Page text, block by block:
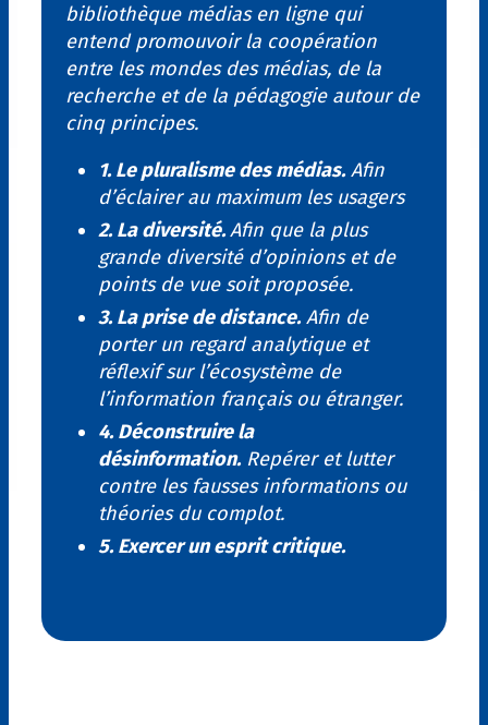
bibliothèque médias en ligne qui
entend promouvoir la coopération
entre les mondes des médias, de la
recherche et de la pédagogie autour de
cinq principes.
1. Le pluralisme des médias.Afin
d’éclairer au maximum les usagers
2. La diversité.Afin que la plus
grande diversité d’opinions et de
points de vue soit proposée.
3. La prise de distance.Afin de
porter un regard analytique et
réflexif sur l’écosystème de
l’information français ou étranger.
4. Déconstruire la
désinformation.Repérer et lutter
contre les fausses informations ou
théories du complot.
5. Exercer un esprit critique.